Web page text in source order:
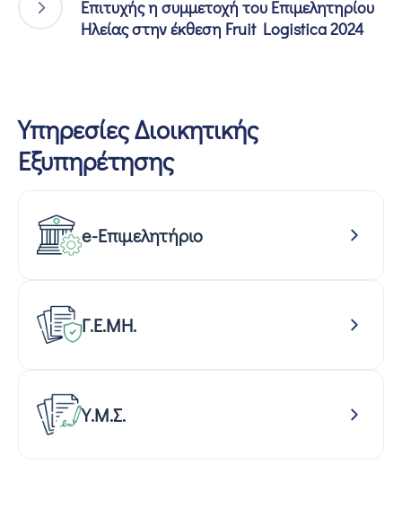
Επιτυχής η συμμετοχή του Επιμελητηρίου
Ηλείας στην έκθεση Fruit Logistica 2024
Υπηρεσίες Διοικητικής
Εξυπηρέτησης
e-Επιμελητήριο
Γ.Ε.ΜΗ.
Υ.Μ.Σ.